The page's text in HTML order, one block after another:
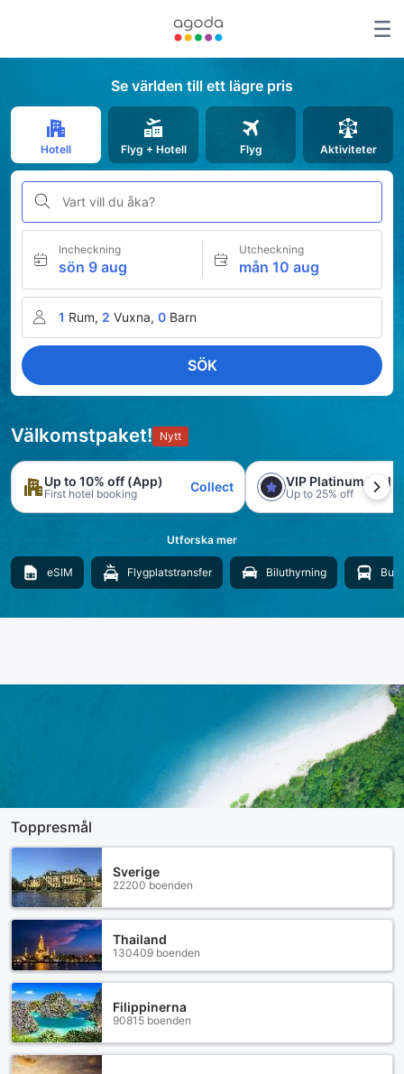
Se världen till ett lägre pris
Hotell Flyg + Hotell Flyg Aktiviteter
Vart vill du åka?
Incheckning
sön 9 aug
Utcheckning
mån 10 aug
1 Rum, 2 Vuxna, 0 Barn
SÖK
Välkomstpaket! Nytt
Up to 10% off (App)
First hotel booking Collect VIP Platinum trial
Up to 25% off
Utforska mer
eSIM Flygplatstransfer Biluthyrning
Toppresmål
Sverige
22200 boenden
Thailand
130409 boenden
Filippinerna
90815 boenden